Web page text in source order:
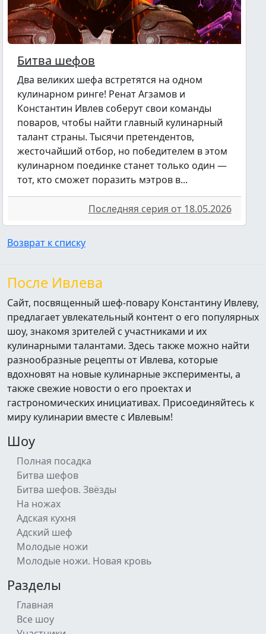
Битва шефов
Два великих шефа встретятся на одном
кулинарном ринге! Ренат Агзамов и
Константин Ивлев соберут свои команды
поваров, чтобы найти главный кулинарный
талант страны. Тысячи претендентов,
жесточайший отбор, но победителем в этом
кулинарном поединке станет только один —
тот, кто сможет поразить мэтров в...
Последняя серия от 18.05.2026
Возврат к списку
После Ивлева
Сайт, посвященный шеф-повару Константину Ивлеву,
предлагает увлекательный контент о его популярных
шоу, знакомя зрителей с участниками и их
кулинарными талантами. Здесь также можно найти
разнообразные рецепты от Ивлева, которые
вдохновят на новые кулинарные эксперименты, а
также свежие новости о его проектах и
гастрономических инициативах. Присоединяйтесь к
миру кулинарии вместе с Ивлевым!
Шоу
Полная посадка
Битва шефов
Битва шефов. Звёзды
На ножах
Адская кухня
Адский шеф
Молодые ножи
Молодые ножи. Новая кровь
Разделы
Главная
Все шоу